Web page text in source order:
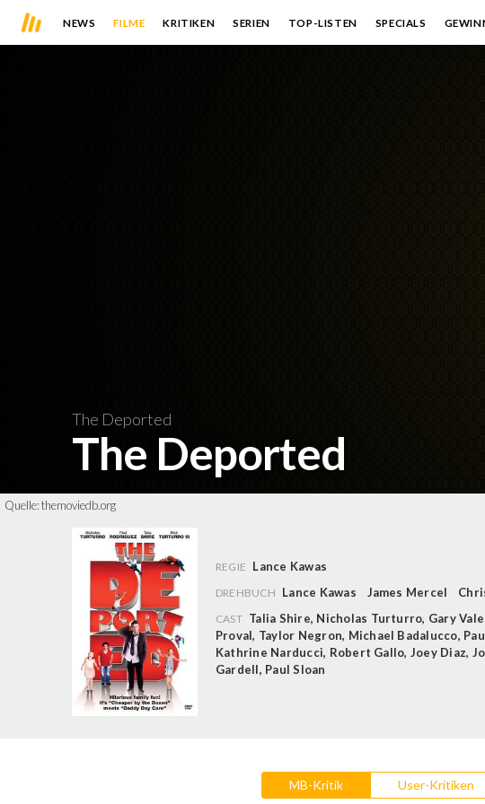
NEWS FILME KRITIKEN SERIEN TOP-LISTEN SPECIALS
The Deported
The Deported
Quelle:themoviedb.org
REGIE Lance Kawas
DREHBUCH Lance Kawas James Mercel
CAST Talia Shire, Nicholas Turturro, Gary
Proval, Taylor Negron, Michael Badalucco,
Kathrine Narducci, Robert Gallo, Joey Diaz,
Gardell, Paul Sloan
MB-Kritik User-Kritiken